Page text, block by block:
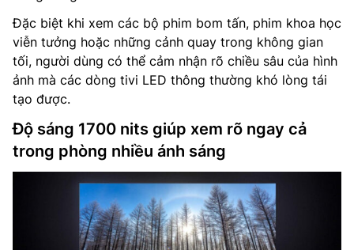
Đặc biệt khi xem các bộ phim bom tấn, phim khoa học
viễn tưởng hoặc những cảnh quay trong không gian
tối, người dùng có thể cảm nhận rõ chiều sâu của hình
ảnh mà các dòng tivi LED thông thường khó lòng tái
tạo được.
Độ sáng 1700 nits giúp xem rõ ngay cả
trong phòng nhiều ánh sáng